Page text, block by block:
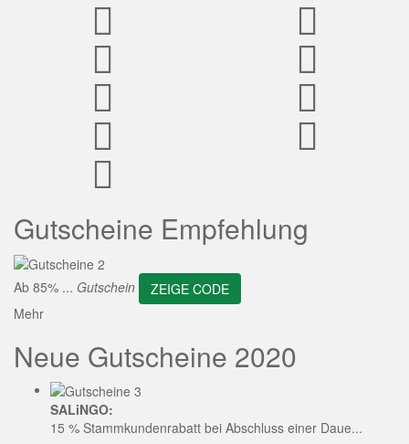
Gutscheine Empfehlung
Ab 85% ... Gutschein
ZEIGE CODE
Mehr
Neue Gutscheine 2020
SALiNGO:
15 % Stammkundenrabatt bei Abschluss einer Daue...